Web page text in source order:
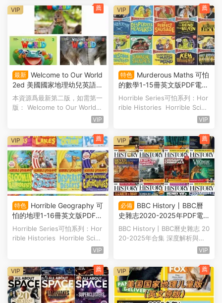
最新 Welcome to Our World
2ed 美國國家地理幼兒英語教
材第二版全3級PDF電子版學
生書練習冊 音頻視頻 教師資
本資源爲最新第二版，如需第一
版： Welcome to Our World
VIP
VIP 薦
特色
Murderous Maths 可怕
的數學1-15冊英文版PDF電子
書深度解析與閱讀指南 國際
科普圖書安萬特青少年獎 百
Horrible Series可怕系列：Hor
rible Histories Horrible Scien
VIP
VIP 薦
特色
Horrible Geography 可
怕的地理1-16冊英文版PDF電
子書深度解析與閱讀指南 英
國加拿大地理協會銀獎 百度
Horrible Series可怕系列：Hor
rible Histories Horrible Scien
VIP
VIP 薦
必備
BBC History丨BBC曆
史雜志2020-2025年PDF電
子版合集深度解析與閱讀指南
A-Level/IB/AP曆史考生必備
BBC History丨BBC曆史雜志 20
20-2025年合集 深度解析與閱
VIP
VIP 薦
VIP 薦 VIP 薦